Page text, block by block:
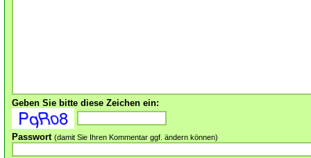
Geben Sie bitte diese Zeichen ein:
Passwort (damit Sie Ihren Kommentar ggf. ändern können)